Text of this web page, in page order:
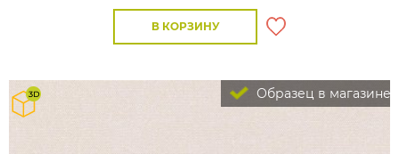
В КОРЗИНУ
Образец в магазине